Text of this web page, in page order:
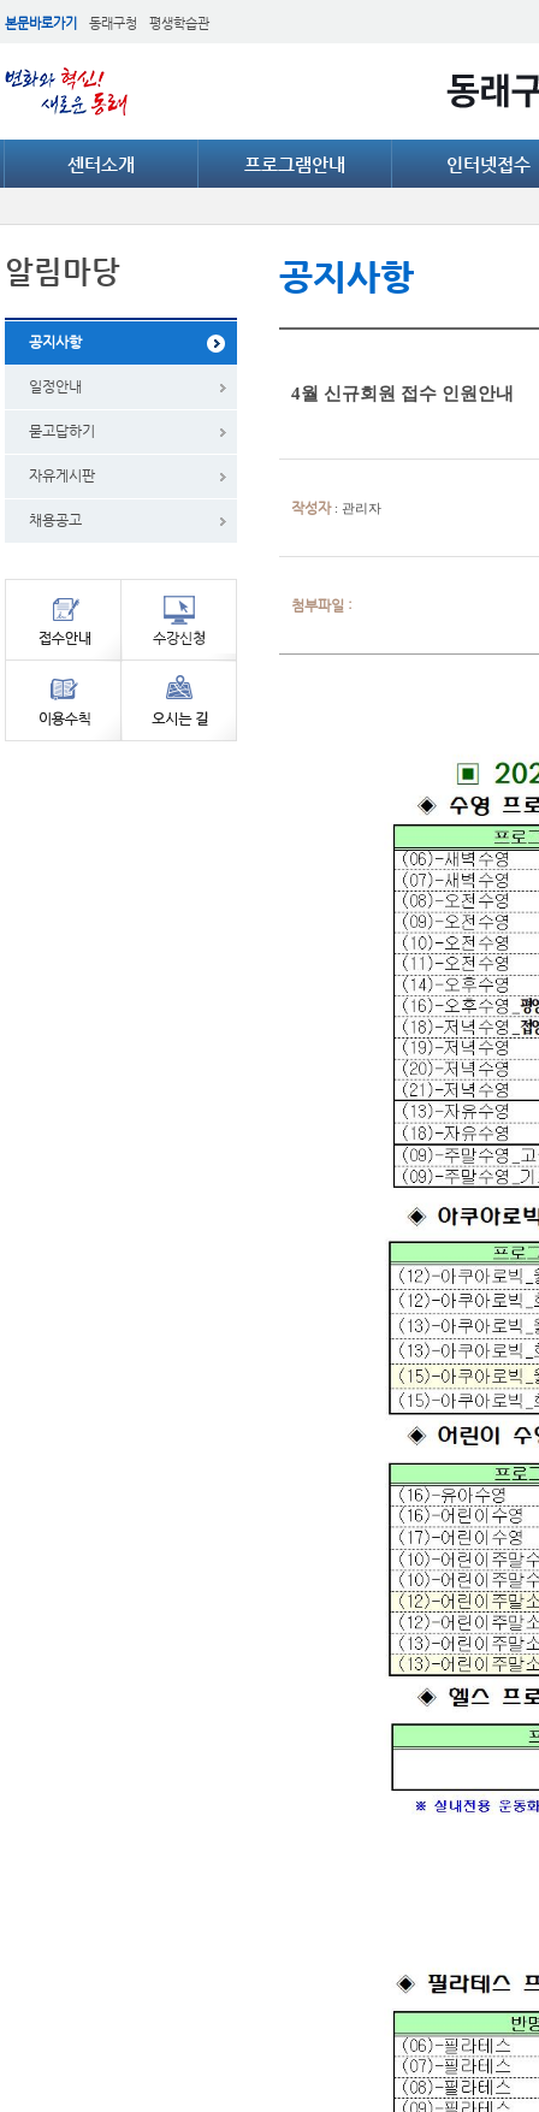
본문바로가기 동래구청 평생학습관
센터소개 프로그램안내 인터넷접수
알림마당
공지사항
일정안내
묻고답하기
자유게시판
채용공고
공지사항
4월 신규회원 접수 인원안내
작성자: 관리자
첨부파일 :